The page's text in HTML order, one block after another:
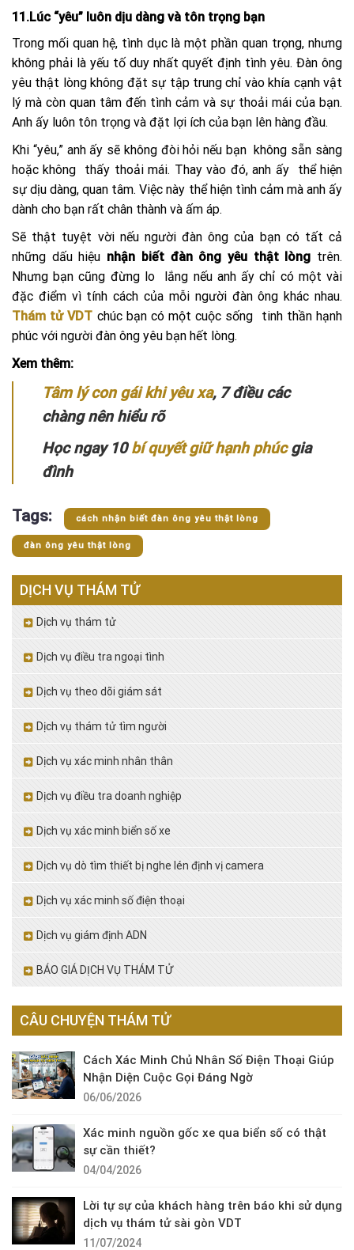
11.Lúc “yêu” luôn dịu dàng và tôn trọng bạn
Trong mối quan hệ, tình dục là một phần quan trọng, nhưng
không phải là yếu tố duy nhất quyết định tình yêu. Đàn ông
yêu thật lòng không đặt sự tập trung chỉ vào khía cạnh vật
lý mà còn quan tâm đến tình cảm và sự thoải mái của bạn.
Anh ấy luôn tôn trọng và đặt lợi ích của bạn lên hàng đầu.
Khi “yêu,” anh ấy sẽ không đòi hỏi nếu bạn không sẵn sàng
hoặc không thấy thoải mái. Thay vào đó, anh ấy thể hiện
sự dịu dàng, quan tâm. Việc này thể hiện tình cảm mà anh ấy
dành cho bạn rất chân thành và ấm áp.
Sẽ thật tuyệt vời nếu người đàn ông của bạn có tất cả
những dấu hiệu nhận biết đàn ông yêu thật lòng trên.
Nhưng bạn cũng đừng lo lắng nếu anh ấy chỉ có một vài
đặc điểm vì tính cách của mỗi người đàn ông khác nhau.
Thám tử VDT chúc bạn có một cuộc sống tinh thần hạnh
phúc với người đàn ông yêu bạn hết lòng.
Xem thêm:
Tâm lý con gái khi yêu xa, 7 điều các
chàng nên hiểu rõ
Học ngay 10bí quyết giữ hạnh phúcgia
đình
Tags: cách nhận biết đàn ông yêu thật lòng
đàn ông yêu thật lòng
DỊCH VỤ THÁM TỬ
Dịch vụ thám tử
Dịch vụ điều tra ngoại tình
Dịch vụ theo dõi giám sát
Dịch vụ thám tử tìm người
Dịch vụ xác minh nhân thân
Dịch vụ điều tra doanh nghiệp
Dịch vụ xác minh biển số xe
Dịch vụ dò tìm thiết bị nghe lén định vị camera
Dịch vụ xác minh số điện thoại
Dịch vụ giám định ADN
BÁO GIÁ DỊCH VỤ THÁM TỬ
CÂU CHUYỆN THÁM TỬ
Cách Xác Minh Chủ Nhân Số Điện Thoại Giúp
Nhận Diện Cuộc Gọi Đáng Ngờ
06/06/2026
Xác minh nguồn gốc xe qua biển số có thật
sự cần thiết?
04/04/2026
Lời tự sự của khách hàng trên báo khi sử dụng
dịch vụ thám tử sài gòn VDT
11/07/2024